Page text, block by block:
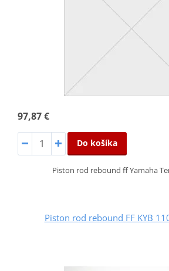
97,87 €
Do košíka
Piston rod rebound ff Yamaha
Piston rod rebound FF KYB